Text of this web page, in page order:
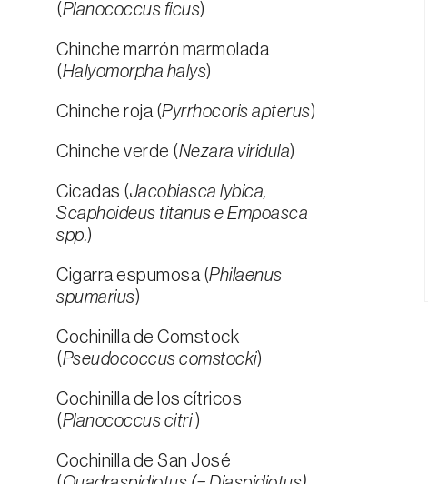
(Planococcus ficus)
Chinche marrón marmolada
(Halyomorpha halys)
Chinche roja (Pyrrhocoris apterus)
Chinche verde (Nezara viridula)
Cicadas (Jacobiasca lybica,
Scaphoideus titanus e Empoasca
spp.)
Cigarra espumosa (Philaenus
spumarius)
Cochinilla de Comstock
(Pseudococcus comstocki)
Cochinilla de los cítricos
(Planococcus citri )
Cochinilla de San José